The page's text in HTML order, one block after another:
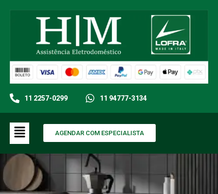
11 2257-0299 11 94777-3134
AGENDAR COM ESPECIALISTA